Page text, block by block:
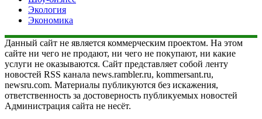
Экология
Экономика
Данный сайт не является коммерческим проектом. На этом
сайте ни чего не продают, ни чего не покупают, ни какие
услуги не оказываются. Сайт представляет собой ленту
новостей RSS канала news.rambler.ru, kommersant.ru,
newsru.com. Материалы публикуются без искажения,
ответственность за достоверность публикуемых новостей
Администрация сайта не несёт.